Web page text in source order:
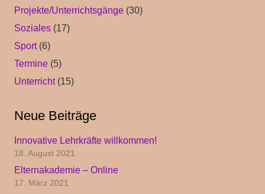
Projekte/Unterrichtsgänge (30)
Soziales (17)
Sport(6)
Termine (5)
Unterricht(15)
Neue Beiträge
Innovative Lehrkräfte willkommen!
18. August 2021
Elternakademie – Online
17. März 2021